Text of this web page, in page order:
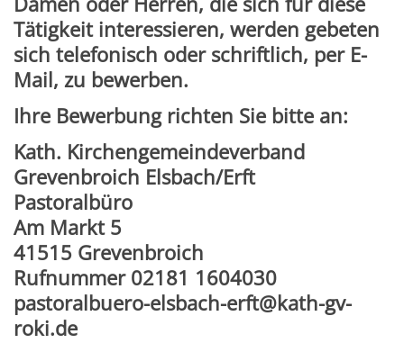
Tätigkeit interessieren, werden gebeten
sich telefonisch oder schriftlich, per E-
Mail, zu bewerben.
Ihre Bewerbung richten Sie bitte an:
Kath. Kirchengemeindeverband
Grevenbroich Elsbach/Erft
Pastoralbüro
Am Markt 5
41515 Grevenbroich
Rufnummer 02181 1604030
pastoralbuero-elsbach-erft@kath-gv-
roki.de